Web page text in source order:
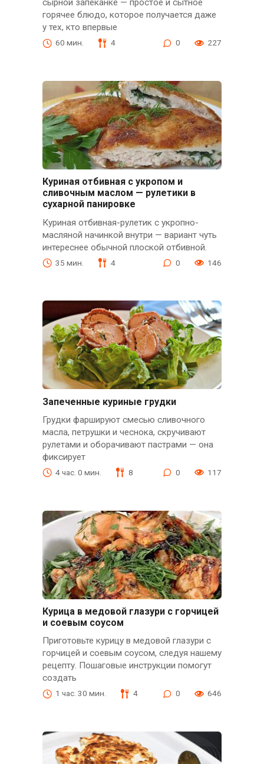
сырной запеканке — простое и сытное
горячее блюдо, которое получается даже
у тех, кто впервые
60 мин. 4 0 227
Куриная отбивная с укропом и
сливочным маслом — рулетики в
сухарной панировке
Куриная отбивная-рулетик с укропно-
масляной начинкой внутри — вариант чуть
интереснее обычной плоской отбивной.
35 мин. 4 0 146
Запеченные куриные грудки
Грудки фаршируют смесью сливочного
масла, петрушки и чеснока, скручивают
рулетами и оборачивают пастрами — она
фиксирует
4 час. 0 мин. 8 0 117
Курица в медовой глазури с горчицей
и соевым соусом
Приготовьте курицу в медовой глазури с
горчицей и соевым соусом, следуя нашему
рецепту. Пошаговые инструкции помогут
создать
1 час. 30 мин. 4 0 646